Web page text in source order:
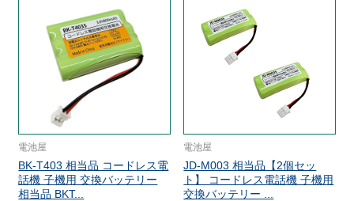
電池屋
BK-T403 相当品 コードレス電
話機 子機用 交換バッテリー
相当品 BKT...
電池屋
JD-M003 相当品【2個セッ
ト】 コードレス電話機 子機用
交換バッテリー ...